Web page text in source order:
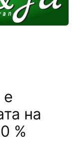
е
на
%